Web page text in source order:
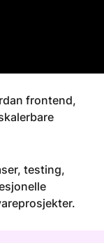
frontend,
testing,